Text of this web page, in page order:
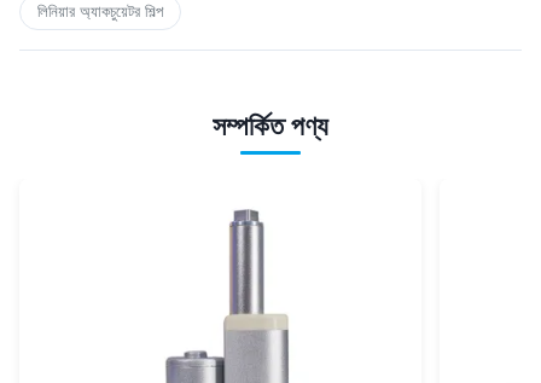
লিনিয়ার অ্যাকচুয়েটর শিল্প
সম্পর্কিত পণ্য